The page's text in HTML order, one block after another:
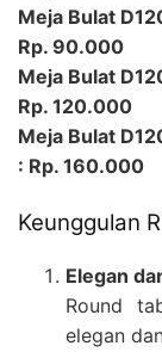
Meja Bulat
Rp. 90.000
Meja Bulat
Rp. 120.000
Meja Bulat
: Rp. 160.000
Keunggulan
Elegan
Round
elegan